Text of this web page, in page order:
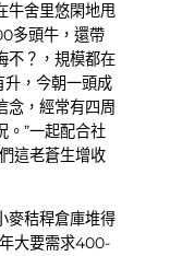
牛舍里悠閑地甩
多頭牛，還帶
不？，規模都在
，今朝一頭成
念，經常有四周
。”一起配合社
這老蒼生增收
麥秸稈倉庫堆得
大要需求400-